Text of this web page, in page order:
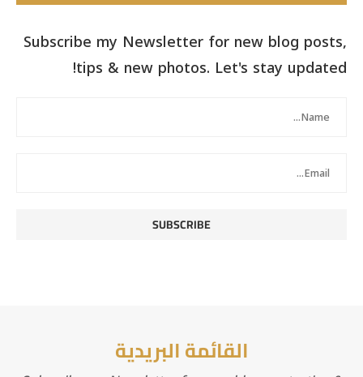
Subscribe my Newsletter for new blog posts,
tips & new photos. Let's stay updated!
القائمة البريدية